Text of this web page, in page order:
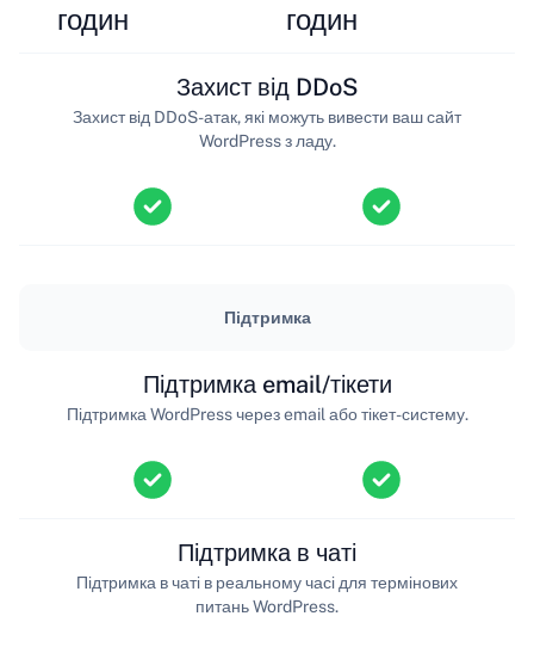
годин
годин
Захист від DDoS
Захист від DDoS-атак, які можуть вивести ваш сайт
WordPress з ладу.
Підтримка
Підтримка email/тікети
Підтримка WordPress через email або тікет-систему.
Підтримка в чаті
Підтримка в чаті в реальному часі для термінових
питань WordPress.